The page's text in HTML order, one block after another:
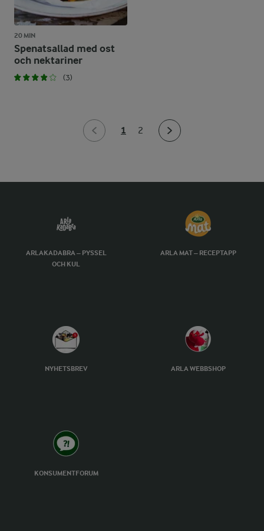
20 MIN
Spenatsallad med ost
och nektariner
(3)
1 2
ARLAKADABRA – PYSSEL
OCH KUL
ARLA MAT – RECEPTAPP
NYHETSBREV ARLA WEBBSHOP
KONSUMENTFORUM